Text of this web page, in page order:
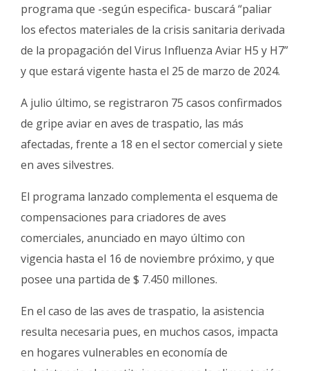
programa que -según especifica- buscará “paliar
los efectos materiales de la crisis sanitaria derivada
de la propagación del Virus Influenza Aviar H5 y H7”
y que estará vigente hasta el 25 de marzo de 2024.
A julio último, se registraron 75 casos confirmados
de gripe aviar en aves de traspatio, las más
afectadas, frente a 18 en el sector comercial y siete
en aves silvestres.
El programa lanzado complementa el esquema de
compensaciones para criadores de aves
comerciales, anunciado en mayo último con
vigencia hasta el 16 de noviembre próximo, y que
posee una partida de $ 7.450 millones.
En el caso de las aves de traspatio, la asistencia
resulta necesaria pues, en muchos casos, impacta
en hogares vulnerables en economía de